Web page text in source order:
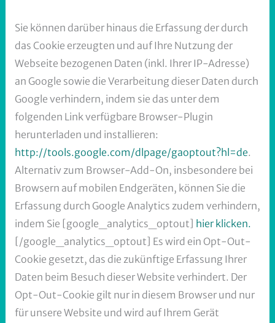
Sie können darüber hinaus die Erfassung der durch
das Cookie erzeugten und auf Ihre Nutzung der
Webseite bezogenen Daten (inkl. Ihrer IP-Adresse)
an Google sowie die Verarbeitung dieser Daten durch
Google verhindern, indem sie das unter dem
folgenden Link verfügbare Browser-Plugin
herunterladen und installieren:
http://tools.google.com/dlpage/gaoptout?hl=de.
Alternativ zum Browser-Add-On, insbesondere bei
Browsern auf mobilen Endgeräten, können Sie die
Erfassung durch Google Analytics zudem verhindern,
indem Sie [google_analytics_optout] hier klicken.
[/google_analytics_optout] Es wird ein Opt-Out-
Cookie gesetzt, das die zukünftige Erfassung Ihrer
Daten beim Besuch dieser Website verhindert. Der
Opt-Out-Cookie gilt nur in diesem Browser und nur
für unsere Website und wird auf Ihrem Gerät